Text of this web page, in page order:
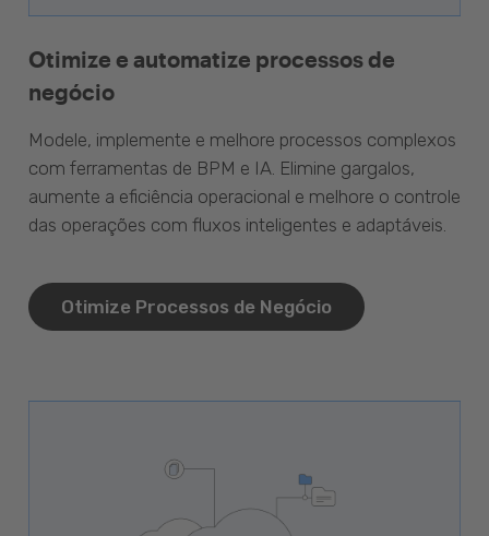
Otimize e automatize processos de
negócio
Modele, implemente e melhore processos complexos
com ferramentas de BPM e IA. Elimine gargalos,
aumente a eficiência operacional e melhore o controle
das operações com fluxos inteligentes e adaptáveis.
Otimize Processos de Negócio